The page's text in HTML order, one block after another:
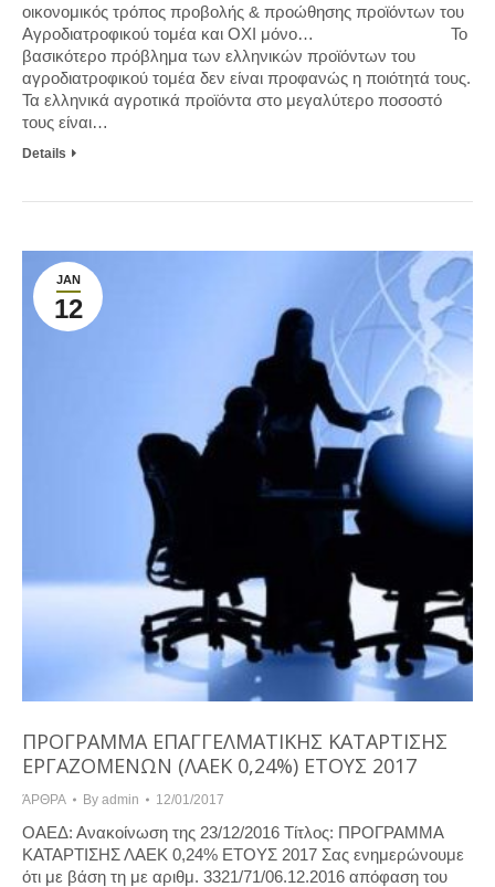
οικονομικός τρόπος προβολής & προώθησης προϊόντων του
Αγροδιατροφικού τομέα και ΟΧΙ μόνο… Το
βασικότερο πρόβλημα των ελληνικών προϊόντων του
αγροδιατροφικού τομέα δεν είναι προφανώς η ποιότητά τους.
Τα ελληνικά αγροτικά προϊόντα στο μεγαλύτερο ποσοστό
τους είναι…
Details
JAN
12
ΠΡΟΓΡΑΜΜΑ ΕΠΑΓΓΕΛΜΑΤΙΚΗΣ ΚΑΤΑΡΤΙΣΗΣ
ΕΡΓΑΖΟΜΕΝΩΝ (ΛΑΕΚ 0,24%) ΕΤΟΥΣ 2017
ΆΡΘΡΑ By admin 12/01/2017
ΟΑΕΔ: Ανακοίνωση της 23/12/2016 Τίτλος: ΠΡΟΓΡΑΜΜΑ
ΚΑΤΑΡΤΙΣΗΣ ΛΑΕΚ 0,24% ΕΤΟΥΣ 2017 Σας ενημερώνουμε
ότι με βάση τη με αριθμ. 3321/71/06.12.2016 απόφαση του